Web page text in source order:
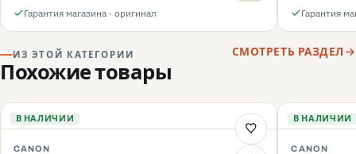
Гарантия магазина · оригинал Гарантия
ИЗ ЭТОЙ КАТЕГОРИИ
Похожие товары
СМОТРЕТЬ РАЗДЕЛ
В НАЛИЧИИ
CANON
В НАЛИЧИИ
CANON